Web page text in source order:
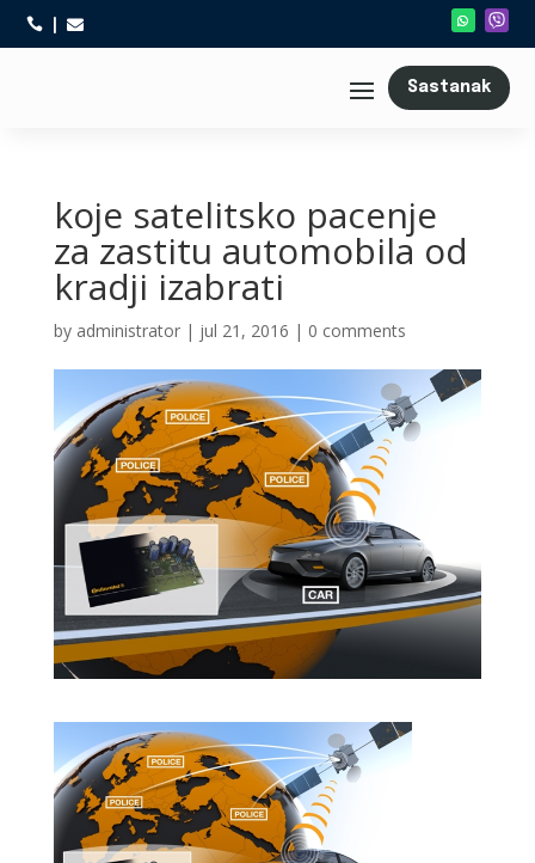
 
Sastanak
koje satelitsko pacenje
za zastitu automobila od
kradji izabrati
by administrator| jul 21, 2016 | 0 comments